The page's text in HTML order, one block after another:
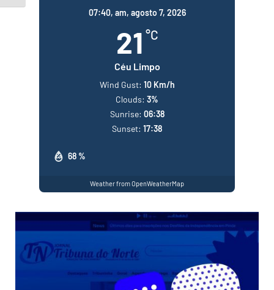
07:40, am, agosto 7, 2026
21 °C
Céu Limpo
68 %
Wind Gust: 10 Km/h
Clouds: 3%
Sunrise: 06:38
Sunset: 17:38
Weather from OpenWeatherMap